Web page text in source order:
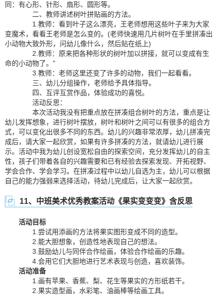
同：有心形、针形、扇形、圆形等。
二、教师讲述树叶拼贴画的方法。
1.教师：看到叶子这么漂亮，王老师想用这些叶子来为大家
变魔术，看看王老师是怎么变的。(老师快速用几片树叶在手里拼凑出
小动物大致外形，问幼儿像什么，然后贴在纸上)
2.教师：原来把各种形状的树叶加以拼接，就可以变成有生
命的小动物了。"
3.教师：老师这里还变了许多的动物，我们一起看看。
三、幼儿分组操作，老师给予具体指导。
四、互评互赏作品，体验成功的喜悦。
活动反思：
本次活动我没有把重点放在拼凑组合树叶的方法，重点是让
幼儿发挥想象，进行树叶摆放，树叶和树叶之间可以有很多的组合方
式，可以变化出很多不同的东西。幼儿的兴趣非常浓厚，幼儿拼凑完
成后，请大家一起欣赏，如果有许多拼凑的方法，就请幼儿进行展
示。活动中我为幼儿创设宽松自由的探索空间，充分发挥幼儿的自主
性，孩子们带着各自的兴趣需要和已有经验去探索发现、开拓视野、
学会合作、学会学习。在拼凑过程中以幼儿自选为主，幼儿可以根据
自己的能力强弱来选择活动，待幼儿完成后，让大家一起欣赏。
11、中班美术优秀教案活动《果实变变变》含反思
活动目标
1.尝试用添画的方法将果实图形变成不同的造型。
2.能大胆想象，创造性地表现自己的想法。
3.鼓励幼儿与同伴合作绘画，体验合作绘画的乐趣。
4.会用它们大胆地进行艺术表现与创造，喜欢装饰。
活动准备
1.画有苹果、香蕉、梨、花生等果实的方形纸若干。
2.果实造型画，水彩笔、油画棒等绘画工具。